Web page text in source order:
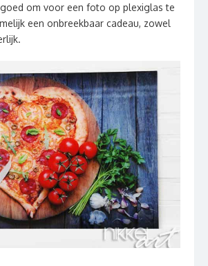
om voor een foto op plexiglas te
een onbreekbaar cadeau, zowel